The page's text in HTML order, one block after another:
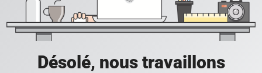
Désolé, nous travaillons